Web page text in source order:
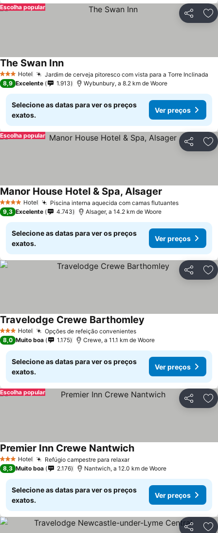
Partilhar
Escolha popular
3 EstrelasHotel Jardim de cerveja pitoresco com vista para a Torre Inclinada
The Swan Inn
8,9 Excelente 1.913 Wybunbury, a 8.2 km de Woore
Selecione as datas para ver os preços
exatos.
Ver preços
Partilhar
Escolha popular
4 EstrelasHotel Piscina interna aquecida com camas flutuantes
Manor House Hotel & Spa, Alsager
9,3 Excelente 4.743 Alsager, a 14.2 km de Woore
Selecione as datas para ver os preços
exatos.
Ver preços
Partilhar
3 EstrelasHotel Opções de refeição convenientes
Travelodge Crewe Barthomley
8,0 Muito boa 1.175 Crewe, a 11.1 km de Woore
Selecione as datas para ver os preços
exatos.
Ver preços
Partilhar
Escolha popular
3 EstrelasHotel Refúgio campestre para relaxar
Premier Inn Crewe Nantwich
8,3 Muito boa 2.176 Nantwich, a 12.0 km de Woore
Selecione as datas para ver os preços
exatos.
Ver preços
Partilhar